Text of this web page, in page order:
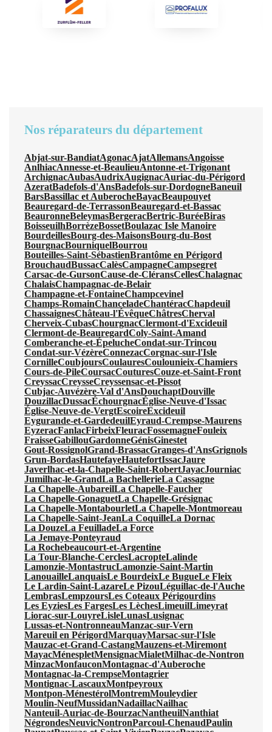
Nos réparateurs du département
Abjat-sur-BandiatAgonacAjatAllemansAngoisse
AnlhiacAnnesse-et-BeaulieuAntonne-et-Trigonant
ArchignacAubasAudrixAugignacAuriac-du-Périgord
AzeratBadefols-d'AnsBadefols-sur-DordogneBaneuil
BarsBassillac et AuberocheBayacBeaupouyet
Beauregard-de-TerrassonBeauregard-et-Bassac
BeauronneBeleymasBergeracBertric-BuréeBiras
BoisseuilhBorrèzeBossetBoulazac Isle Manoire
BourdeillesBourg-des-MaisonsBourg-du-Bost
BourgnacBourniquelBourrou
Bouteilles-Saint-SébastienBrantôme en Périgord
BrouchaudBussacCalèsCampagneCampsegret
Carsac-de-GursonCause-de-CléransCellesChalagnac
ChalaisChampagnac-de-Belair
Champagne-et-FontaineChampcevinel
Champs-RomainChanceladeChantéracChapdeuil
ChassaignesChâteau-l'ÉvêqueChâtresCherval
Cherveix-CubasChourgnacClermont-d'Excideuil
Clermont-de-BeauregardColy-Saint-Amand
Comberanche-et-ÉpelucheCondat-sur-Trincou
Condat-sur-VézèreConnezacCorgnac-sur-l'Isle
CornilleCoubjoursCoulauresCoulounieix-Chamiers
Cours-de-PileCoursacCouturesCouze-et-Saint-Front
CreyssacCreysseCreyssensac-et-Pissot
Cubjac-Auvézère-Val d'AnsDouchaptDouville
DouzillacDussacÉchourgnacÉglise-Neuve-d'Issac
Église-Neuve-de-VergtEscoireExcideuil
Eygurande-et-GardedeuilEyraud-Crempse-Maurens
EyzeracFanlacFirbeixFleuracFossemagneFouleix
FraisseGabillouGardonneGénisGinestet
Gout-RossignolGrand-BrassacGranges-d'AnsGrignols
Grun-BordasHautefayeHautefortIssacJaure
Javerlhac-et-la-Chapelle-Saint-RobertJayacJourniac
Jumilhac-le-GrandLa BachellerieLa Cassagne
La Chapelle-AubareilLa Chapelle-Faucher
La Chapelle-GonaguetLa Chapelle-Grésignac
La Chapelle-MontabourletLa Chapelle-Montmoreau
La Chapelle-Saint-JeanLa CoquilleLa Dornac
La DouzeLa FeuilladeLa Force
La Jemaye-Ponteyraud
La Rochebeaucourt-et-Argentine
La Tour-Blanche-CerclesLacropteLalinde
Lamonzie-MontastrucLamonzie-Saint-Martin
LanouailleLanquaisLe BourdeixLe BugueLe Fleix
Le Lardin-Saint-LazareLe PizouLéguillac-de-l'Auche
LembrasLempzoursLes Coteaux Périgourdins
Les EyziesLes FargesLes LèchesLimeuilLimeyrat
Liorac-sur-LouyreLisleLunasLusignac
Lussas-et-NontronneauManzac-sur-Vern
Mareuil en PérigordMarquayMarsac-sur-l'Isle
Mauzac-et-Grand-CastangMauzens-et-Miremont
MayacMénespletMensignacMialetMilhac-de-Nontron
MinzacMonfauconMontagnac-d'Auberoche
Montagnac-la-CrempseMontagrier
Montignac-LascauxMontpeyroux
Montpon-MénestérolMontremMouleydier
Moulin-NeufMussidanNadaillacNailhac
Nanteuil-Auriac-de-BourzacNantheuilNanthiat
NégrondesNeuvicNontronParcoul-ChenaudPaulin